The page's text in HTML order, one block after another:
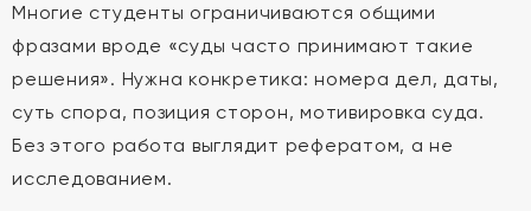
Многие студенты ограничиваются общими
фразами вроде «суды часто принимают такие
решения». Нужна конкретика: номера дел, даты,
суть спора, позиция сторон, мотивировка суда.
Без этого работа выглядит рефератом, а не
исследованием.